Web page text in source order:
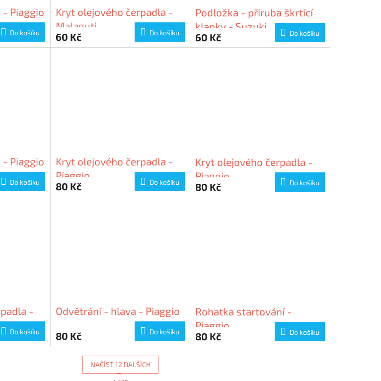
- Piaggio
Do košíku
Kryt olejového čerpadla -
Malaguti
60 Kč Do košíku
Podložka - příruba škrtící
klapky - Suzuki
60 Kč Do košíku
- Piaggio
Do košíku
Kryt olejového čerpadla -
Piaggio
80 Kč Do košíku
Kryt olejového čerpadla -
Piaggio
80 Kč Do košíku
-
Do košíku
Odvětrání - hlava - Piaggio
80 Kč Do košíku
Rohatka startování -
Piaggio
80 Kč Do košíku
NAČÍST 12 DALŠÍCH